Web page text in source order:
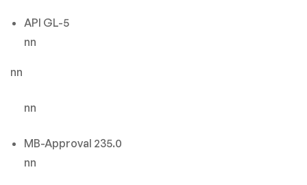
API GL-5
nn
nn
nn
MB-Approval 235.0
nn